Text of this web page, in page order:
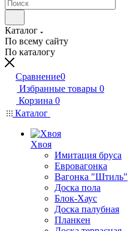
Каталог
По всему сайту
По каталогу
Сравнение0
Избранные товары 0
Корзина 0
Каталог
Хвоя
Имитация бруса
Евровагонка
Вагонка "Штиль"
Доска пола
Блок-Хаус
Доска палубная
Планкен